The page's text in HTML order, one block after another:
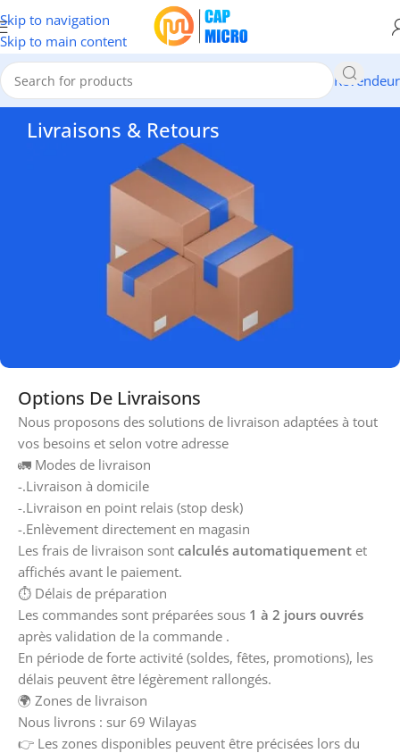
Skip to navigation
Skip to main content
Revendeur
Livraisons & Retours
Options De Livraisons
Nous proposons des solutions de livraison adaptées à tout
vos besoins et selon votre adresse
🚛 Modes de livraison
-.Livraison à domicile
-.Livraison en point relais (stop desk)
-.Enlèvement directement en magasin
Les frais de livraison sont calculés automatiquement et
affichés avant le paiement.
⏱️ Délais de préparation
Les commandes sont préparées sous 1 à 2 jours ouvrés
après validation de la commande .
En période de forte activité (soldes, fêtes, promotions), les
délais peuvent être légèrement rallongés.
🌍 Zones de livraison
Nous livrons : sur 69 Wilayas
👉 Les zones disponibles peuvent être précisées lors du